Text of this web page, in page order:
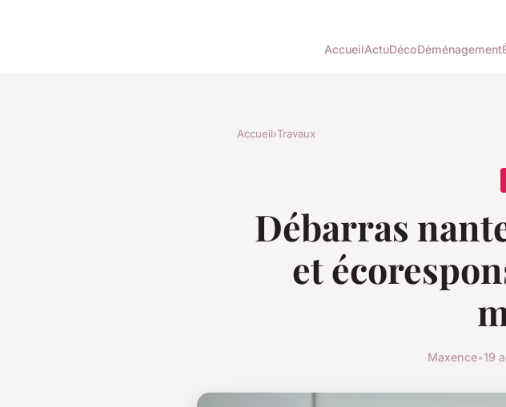
AccueilActuDécoDéménagement
Accueil›Travaux
Débarras
et
Maxence•19